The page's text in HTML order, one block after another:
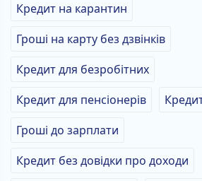
Кредит на карантин
Гроші на карту без дзвінків
Кредит для безробітних
Кредит для пенсіонерів
Гроші до зарплати
Кредит без довідки про доходи